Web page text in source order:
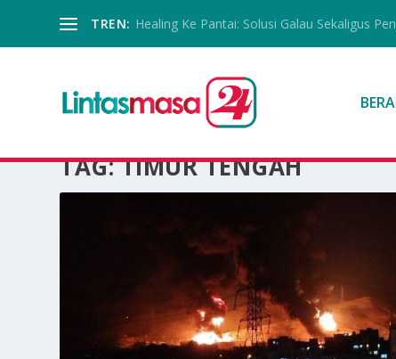
TREN: Healing Ke Pantai: Solusi Galau Sekaligus
TAG:TIMUR TENGAH